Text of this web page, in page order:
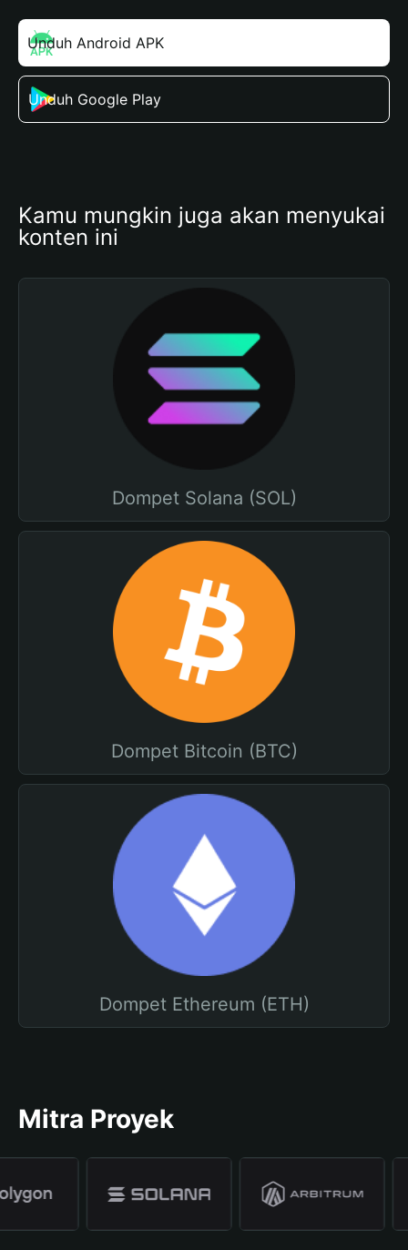
Unduh Android APK
Unduh Google Play
Kamu mungkin juga akan menyukai
konten ini
Dompet Solana (SOL)
Dompet Bitcoin (BTC)
Dompet Ethereum (ETH)
Mitra Proyek